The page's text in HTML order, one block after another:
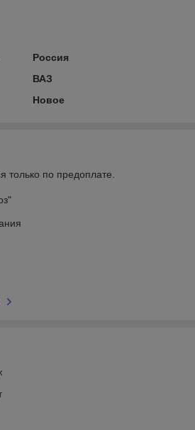
Россия
ВАЗ
Новое
только по предоплате.